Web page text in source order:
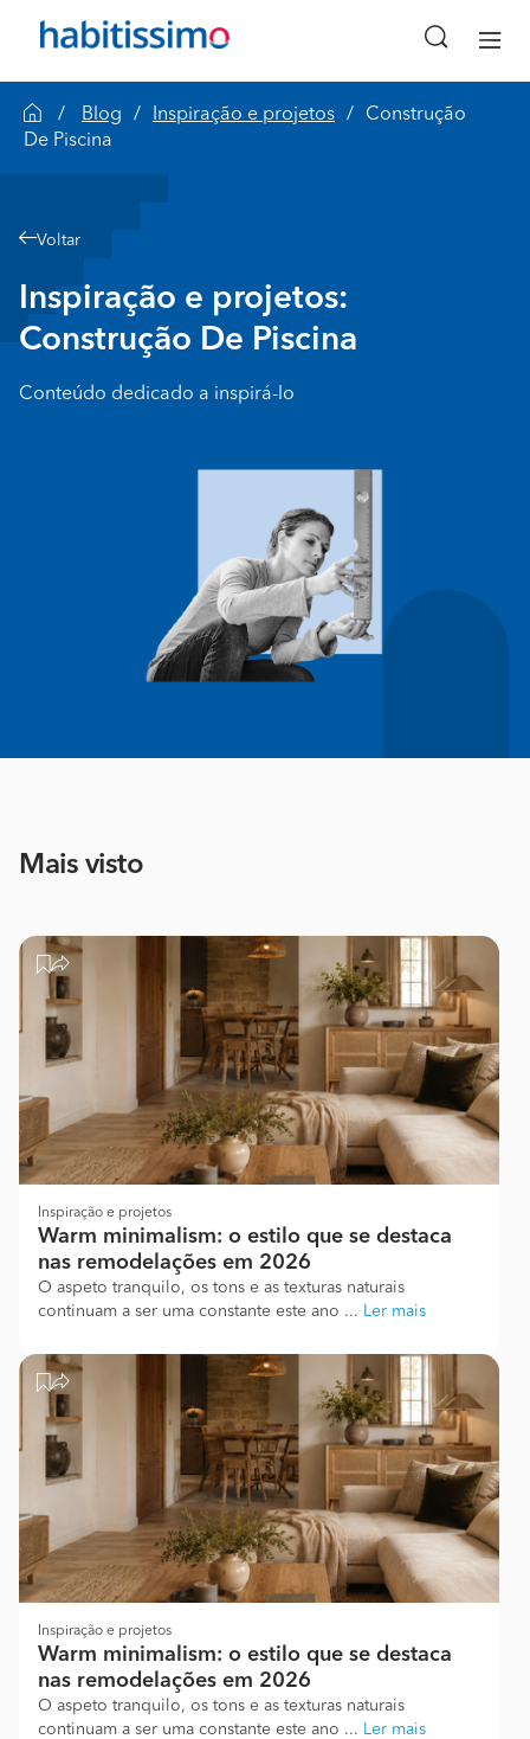
Blog Inspiração e projetos
Construção
De Piscina
Voltar
Inspiração e projetos:
Construção De Piscina
Conteúdo dedicado a inspirá-lo
Mais visto
Inspiração e projetos
Warm minimalism: o estilo que se destaca
nas remodelações em 2026
O aspeto tranquilo, os tons e as texturas naturais
continuam a ser uma constante este ano ... Ler mais
Inspiração e projetos
Warm minimalism: o estilo que se destaca
nas remodelações em 2026
O aspeto tranquilo, os tons e as texturas naturais
continuam a ser uma constante este ano ... Ler mais